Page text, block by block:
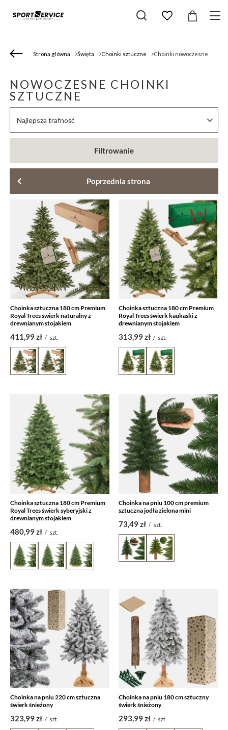
Strona główna Święta Choinki sztuczne Choinki nowoczesne
NOWOCZESNE CHOINKI
SZTUCZNE
Zmień sortowanie
Najlepsza trafność
Filtrowanie
Poprzednia strona
Choinka sztuczna 180 cm Premium
Royal Trees świerk naturalny z
drewnianym stojakiem
411,99 zł / szt.
Choinka sztuczna 180 cm Premium
Royal Trees świerk kaukaski z
drewnianym stojakiem
313,99 zł / szt.
Choinka sztuczna 180 cm Premium
Royal Trees świerk syberyjski z
drewnianym stojakiem
480,99 zł / szt.
Choinka na pniu 100 cm premium
sztuczna jodła zielona mini
73,49 zł / szt.
Choinka na pniu 220 cm sztuczna
świerk śnieżony
323,99 zł / szt.
Choinka na pniu 180 cm sztuczny
świerk śnieżony
293,99 zł / szt.